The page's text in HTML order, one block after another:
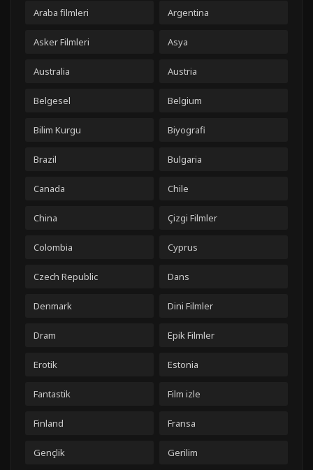
Araba filmleri Argentina
Asker Filmleri Asya
Australia Austria
Belgesel Belgium
Bilim Kurgu Biyografi
Brazil Bulgaria
Canada Chile
China Çizgi Filmler
Colombia Cyprus
Czech Republic Dans
Denmark Dini Filmler
Dram Epik Filmler
Erotik Estonia
Fantastik Film izle
Finland Fransa
Gençlik Gerilim